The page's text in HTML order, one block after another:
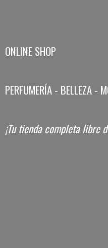
ONLINE SHOP
PERFUMERÍA - BELLEZA -
¡Tu tienda completa libre